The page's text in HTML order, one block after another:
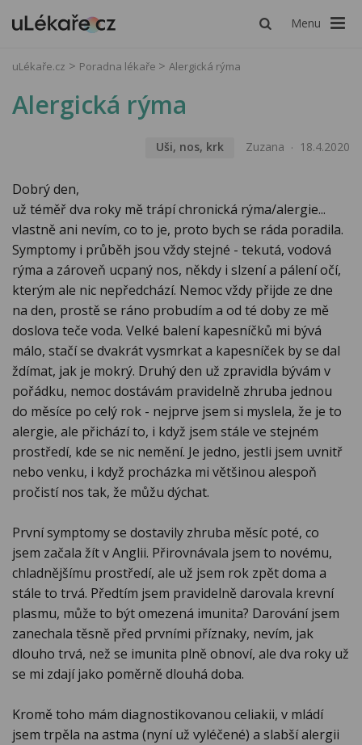
Menu
uLékaře.cz Poradna lékaře Alergická rýma
Alergická rýma
Uši, nos, krk Zuzana 18.4.2020
Dobrý den,
už téměř dva roky mě trápí chronická rýma/alergie...
vlastně ani nevím, co to je, proto bych se ráda poradila.
Symptomy i průběh jsou vždy stejné - tekutá, vodová
rýma a zároveň ucpaný nos, někdy i slzení a pálení očí,
kterým ale nic nepředchází. Nemoc vždy přijde ze dne
na den, prostě se ráno probudím a od té doby ze mě
doslova teče voda. Velké balení kapesníčků mi bývá
málo, stačí se dvakrát vysmrkat a kapesníček by se dal
ždímat, jak je mokrý. Druhý den už zpravidla bývám v
pořádku, nemoc dostávám pravidelně zhruba jednou
do měsíce po celý rok - nejprve jsem si myslela, že je to
alergie, ale přichází to, i když jsem stále ve stejném
prostředí, kde se nic nemění. Je jedno, jestli jsem uvnitř
nebo venku, i když procházka mi většinou alespoň
pročistí nos tak, že můžu dýchat.
První symptomy se dostavily zhruba měsíc poté, co
jsem začala žít v Anglii. Přirovnávala jsem to novému,
chladnějšímu prostředí, ale už jsem rok zpět doma a
stále to trvá. Předtím jsem pravidelně darovala krevní
plasmu, může to být omezená imunita? Darování jsem
zanechala těsně před prvními příznaky, nevím, jak
dlouho trvá, než se imunita plně obnoví, ale dva roky už
se mi zdají jako poměrně dlouhá doba.
Kromě toho mám diagnostikovanou celiakii, v mládí
jsem trpěla na astma (nyní už vyléčené) a slabší alergii